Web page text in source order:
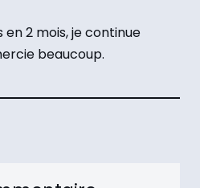
en 2 mois, je continue
beaucoup.